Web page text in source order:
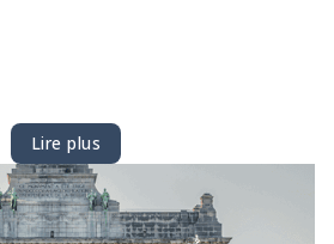
Lire plus